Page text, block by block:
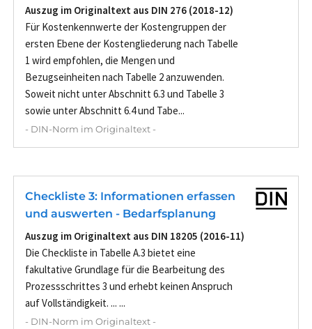
Auszug im Originaltext aus DIN 276 (2018-12)
Für Kostenkennwerte der Kostengruppen der
ersten Ebene der Kostengliederung nach Tabelle
1 wird empfohlen, die Mengen und
Bezugseinheiten nach Tabelle 2 anzuwenden.
Soweit nicht unter Abschnitt 6.3 und Tabelle 3
sowie unter Abschnitt 6.4 und Tabe...
- DIN-Norm im Originaltext -
Checkliste 3: Informationen erfassen
und auswerten - Bedarfsplanung
Auszug im Originaltext aus DIN 18205 (2016-11)
Die Checkliste in Tabelle A.3 bietet eine
fakultative Grundlage für die Bearbeitung des
Prozessschrittes 3 und erhebt keinen Anspruch
auf Vollständigkeit. ... ...
- DIN-Norm im Originaltext -